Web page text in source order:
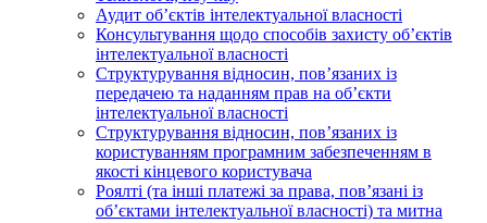
Аудит об’єктів інтелектуальної власності
Консультування щодо способів захисту об’єктів
інтелектуальної власності
Структурування відносин, пов’язаних із
передачею та наданням прав на об’єкти
інтелектуальної власності
Структурування відносин, пов’язаних із
користуванням програмним забезпеченням в
якості кінцевого користувача
Роялті (та інші платежі за права, пов’язані із
об’єктами інтелектуальної власності) та митна